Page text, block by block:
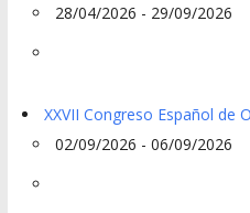
28/04/2026 - 29/09/2026
XXVII Congreso Español de
02/09/2026 - 06/09/2026